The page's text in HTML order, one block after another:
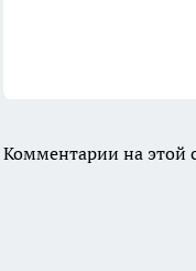
Комментарии на этой